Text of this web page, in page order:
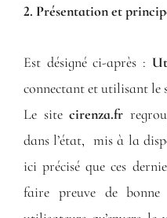
2. Présentation et
Est désigné ci-après :
connectant et utilisant le
Le sitecirenza.fr
dans l’état, mis à la
ici précisé que ces
faire preuve de